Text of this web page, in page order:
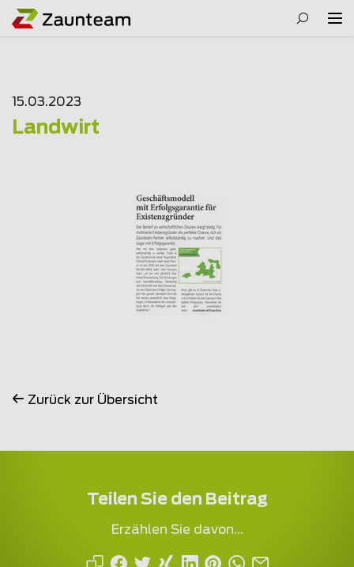
15.03.2023
Landwirt
Zurück zur Übersicht
Teilen Sie den Beitrag
Erzählen Sie davon...